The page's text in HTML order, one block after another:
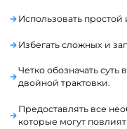
Использовать
Избегать сложных и
Четко обозначать суть
двойной трактовки.
Предоставлять все
которые могут